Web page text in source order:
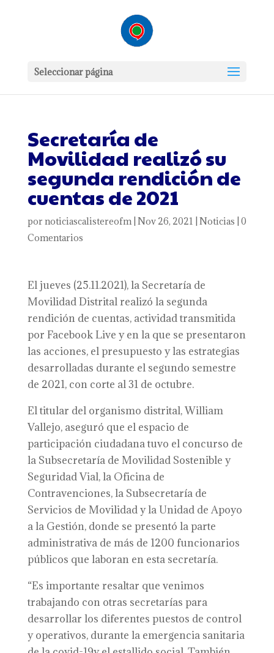
Seleccionar página
Secretaría de
Movilidad realizó su
segunda rendición de
cuentas de 2021
por noticiascalistereofm| Nov 26, 2021 Noticias 0
Comentarios
El jueves (25.11.2021), la Secretaría de
Movilidad Distrital realizó la segunda
rendición de cuentas, actividad transmitida
por Facebook Live y en la que se presentaron
las acciones, el presupuesto y las estrategias
desarrolladas durante el segundo semestre
de 2021, con corte al 31 de octubre.
El titular del organismo distrital, William
Vallejo, aseguró que el espacio de
participación ciudadana tuvo el concurso de
la Subsecretaría de Movilidad Sostenible y
Seguridad Vial, la Oficina de
Contravenciones, la Subsecretaría de
Servicios de Movilidad y la Unidad de Apoyo
a la Gestión, donde se presentó la parte
administrativa de más de 1200 funcionarios
públicos que laboran en esta secretaría.
“Es importante resaltar que venimos
trabajando con otras secretarías para
desarrollar los diferentes puestos de control
y operativos, durante la emergencia sanitaria